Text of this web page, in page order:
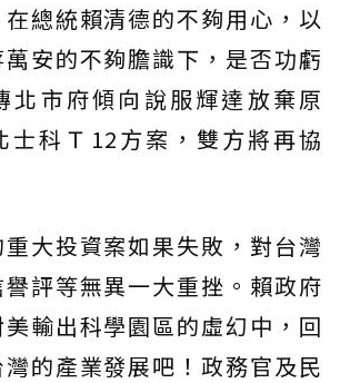
總統賴清德的不夠用心，以
安的不夠膽識下，是否功虧
北市府傾向說服輝達放棄原
士科Ｔ12方案，雙方將再協
大投資案如果失敗，對台灣
評等無異一大重挫。賴政府
輸出科學園區的虛幻中，回
的產業發展吧！政務官及民